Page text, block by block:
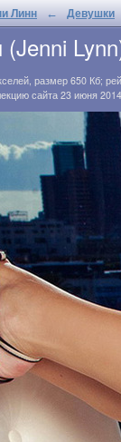
Линн ← Девушки
размер 650 Кб;
сайта 23 июня